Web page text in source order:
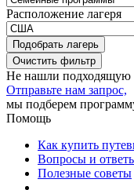
Расположение лагеря
Подобрать лагерь
Не нашли подходящую
Отправьте нам запрос,
мы подберем
Помощь
Как купить
Вопросы и
Полезные советы